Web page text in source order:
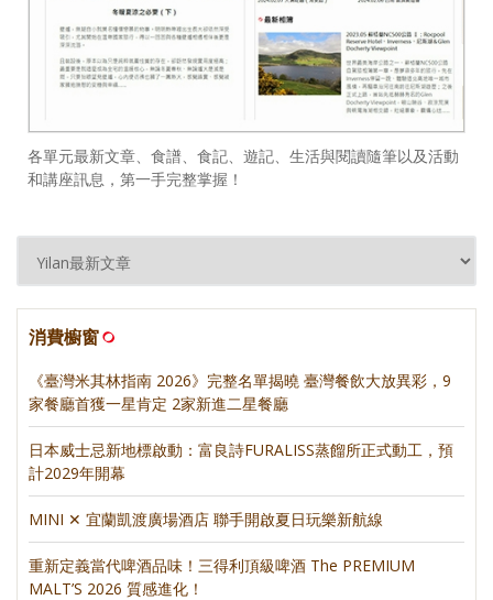
各單元最新文章、食譜、食記、遊記、生活與閱讀隨筆以及活動
和講座訊息，第一手完整掌握！
消費櫥窗
《臺灣米其林指南 2026》完整名單揭曉 臺灣餐飲大放異彩，9
家餐廳首獲一星肯定 2家新進二星餐廳
日本威士忌新地標啟動：富良詩FURALISS蒸餾所正式動工，預
計2029年開幕
MINI ✕ 宜蘭凱渡廣場酒店 聯手開啟夏日玩樂新航線
重新定義當代啤酒品味！三得利頂級啤酒 The PREMIUM
MALT’S 2026 質感進化！